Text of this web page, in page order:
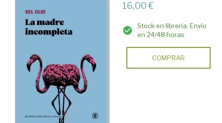
16,00 €
Stock en librería. Envío
en 24/48 horas
COMPRAR